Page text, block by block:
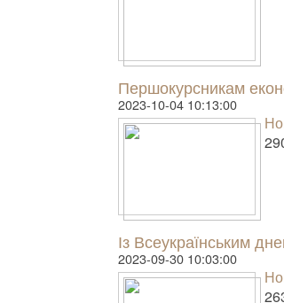
Першокурсникам
2023-10-04 10:13:00
Із Всеукраїнським
2023-09-30 10:03:00